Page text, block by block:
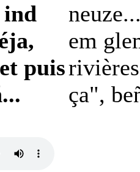
ind
puis
em
ça",